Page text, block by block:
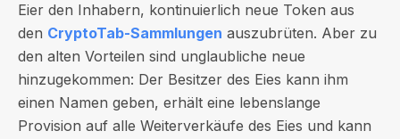
Eier den Inhabern, kontinuierlich neue Token aus
den CryptoTab-Sammlungen auszubrüten. Aber zu
den alten Vorteilen sind unglaubliche neue
hinzugekommen: Der Besitzer des Eies kann ihm
einen Namen geben, erhält eine lebenslange
Provision auf alle Weiterverkäufe des Eies und kann